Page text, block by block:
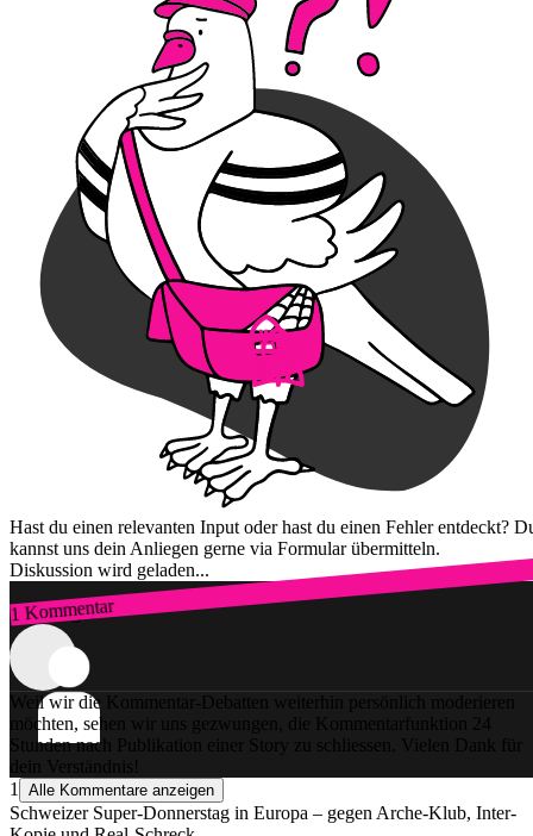
Hast du einen relevanten Input oder hast du einen Fehler entdeckt?
kannst uns dein Anliegen gerne via Formular übermitteln.
Diskussion wird geladen...
1 Kommentar
Zum Login
Weil wir die Kommentar-Debatten weiterhin persönlich moderieren
möchten, sehen wir uns gezwungen, die Kommentarfunktion 24
Stunden nach Publikation einer Story zu schliessen. Vielen Dank für
dein Verständnis!
1
Alle Kommentare anzeigen
Schweizer Super-Donnerstag in Europa – gegen Arche-Klub, Inter-